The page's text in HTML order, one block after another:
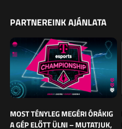
PARTNEREINK AJÁNLATA
MOST TÉNYLEG MEGÉRI ÓRÁKIG
A GÉP ELŐTT ÜLNI – MUTATJUK,